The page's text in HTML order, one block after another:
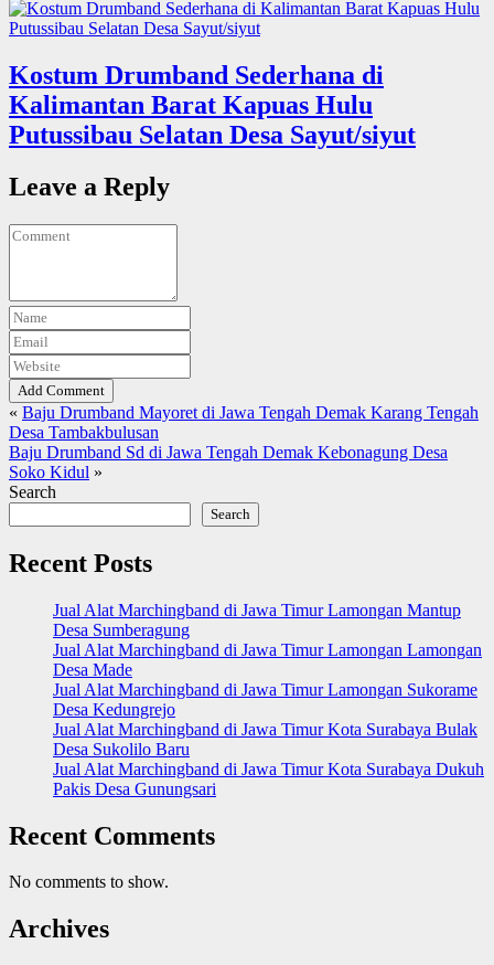
Kostum Drumband Sederhana di
Kalimantan Barat Kapuas Hulu
Putussibau Selatan Desa Sayut/siyut
Leave a Reply
Add Comment
« Baju Drumband Mayoret di Jawa Tengah Demak Karang Tengah
Desa Tambakbulusan
Baju Drumband Sd di Jawa Tengah Demak Kebonagung Desa
Soko Kidul »
Search
Search
Recent Posts
Jual Alat Marchingband di Jawa Timur Lamongan Mantup
Desa Sumberagung
Jual Alat Marchingband di Jawa Timur Lamongan Lamongan
Desa Made
Jual Alat Marchingband di Jawa Timur Lamongan Sukorame
Desa Kedungrejo
Jual Alat Marchingband di Jawa Timur Kota Surabaya Bulak
Desa Sukolilo Baru
Jual Alat Marchingband di Jawa Timur Kota Surabaya Dukuh
Pakis Desa Gunungsari
Recent Comments
No comments to show.
Archives